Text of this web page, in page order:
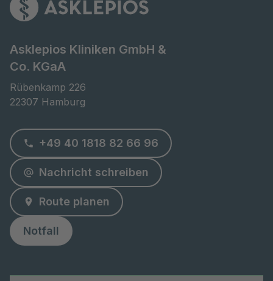
Asklepios Kliniken GmbH &
Co. KGaA
Rübenkamp 226
22307 Hamburg
+49 40 1818 82 66 96
Nachricht schreiben
Route planen
Notfall